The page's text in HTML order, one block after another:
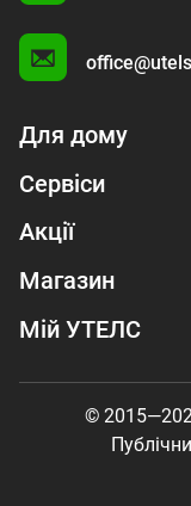
Для дому
Сервіси
Акції
Магазин
Мій УТЕЛС
©